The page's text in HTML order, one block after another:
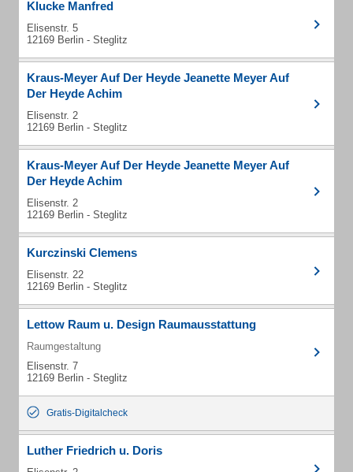
Klucke Manfred
Elisenstr. 5
12169 Berlin - Steglitz
Kraus-Meyer Auf Der Heyde Jeanette Meyer Auf
Der Heyde Achim
Elisenstr. 2
12169 Berlin - Steglitz
Kraus-Meyer Auf Der Heyde Jeanette Meyer Auf
Der Heyde Achim
Elisenstr. 2
12169 Berlin - Steglitz
Kurczinski Clemens
Elisenstr. 22
12169 Berlin - Steglitz
Lettow Raum u. Design Raumausstattung
Raumgestaltung
Elisenstr. 7
12169 Berlin - Steglitz
Gratis-Digitalcheck
Luther Friedrich u. Doris